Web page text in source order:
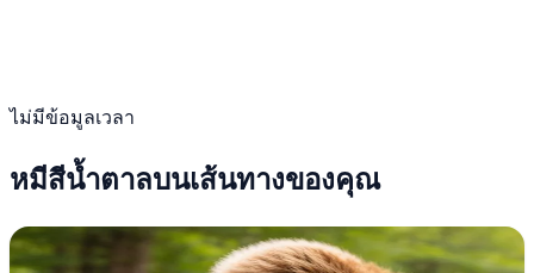
ไม่มีข้อมูลเวลา
หมีสีน้ำตาลบนเส้นทางของคุณ